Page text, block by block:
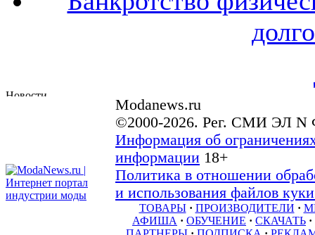
Modanews.ru
©2000-2026. Рег. СМИ ЭЛ N
Информация об
информации 18+
Политика в отношении
и использования файлов
ТОВАРЫ · ПРОИЗВОДИТЕЛИ ·
АФИША · ОБУЧЕНИЕ · СКАЧАТЬ ·